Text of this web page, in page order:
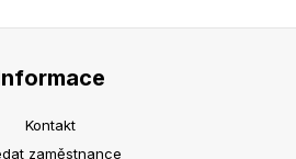
Kontakt
zaměstnance